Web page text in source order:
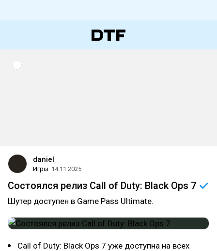
daniel
Игры 14.11.2025
Состоялся релиз Call of Duty: Black Ops 7
Шутер доступен в Game Pass Ultimate.
Call of Duty: Black Ops 7 уже доступна на всех